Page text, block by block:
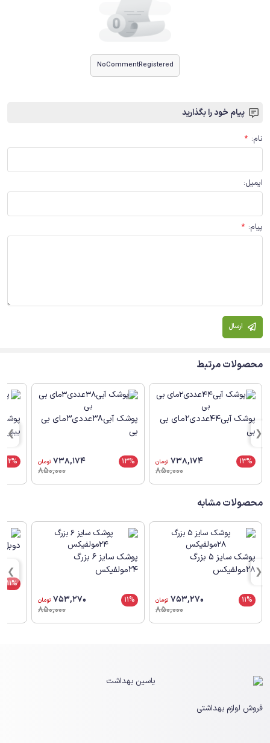
NoCommentRegistered
پیام خود را بگذارید
نام:
*
ایمیل:
پیام:
*
ارسال
محصولات مرتبط
پوشک آبی44عددی2مای بی
بی
13%
738,174 تومان
850,000
پوشک آبی38عددی3مای بی
بی
13%
738,174 تومان
850,000
بیبی
12%
محصولات مشابه
پوشک سایز 5 بزرگ
28مولفیکس
11%
753,270 تومان
850,000
پوشک سایز 6 بزرگ
24مولفیکس
11%
753,270 تومان
850,000
دوبل 2ببم سبز
11%
فروش لوازم بهداشتی